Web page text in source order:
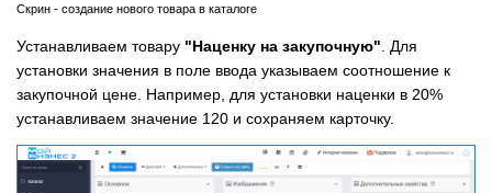
Скрин - создание нового товара в каталоге
Устанавливаем товару "Наценку на закупочную" . Для
установки значения в поле ввода указываем соотношение к
закупочной цене. Например, для установки наценки в 20%
устанавливаем значение 120 и сохраняем карточку.